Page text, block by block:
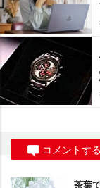
コメントす
茶葉